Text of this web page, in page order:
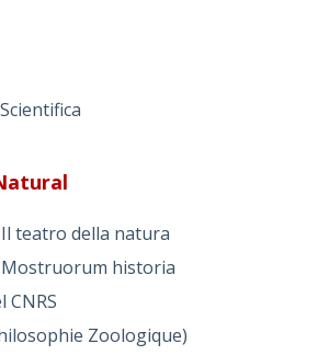
teatro della natura
historia
CNRS
Zoologique)